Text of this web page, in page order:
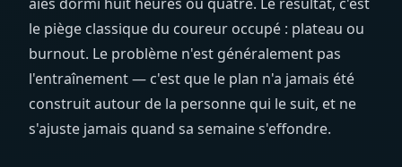
le piège classique du coureur occupé : plateau ou
burnout. Le problème n'est généralement pas
l'entraînement — c'est que le plan n'a jamais été
construit autour de la personne qui le suit, et ne
s'ajuste jamais quand sa semaine s'effondre.